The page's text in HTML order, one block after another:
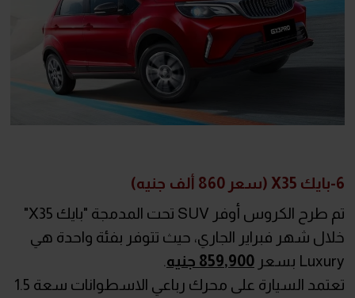
6-بايك X35 (سعر 860 ألف جنيه)
تم طرح الكروس أوفر SUV تحت المدمجة "بايك X35"
خلال شهر فبراير الجاري، حيث تتوفر بفئة واحدة هي
Luxury بسعر
859,900 جنيه
تعتمد السيارة على محرك رباعي الاسطوانات سعة 1.5